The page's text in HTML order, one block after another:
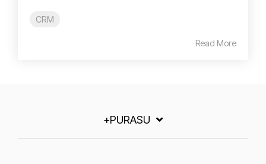
CRM
Read More
+PURASU